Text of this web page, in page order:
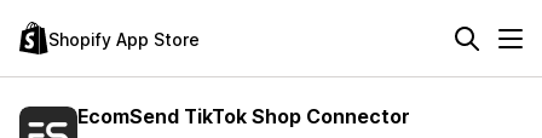
Shopify App Store
EcomSend TikTok Shop Connector